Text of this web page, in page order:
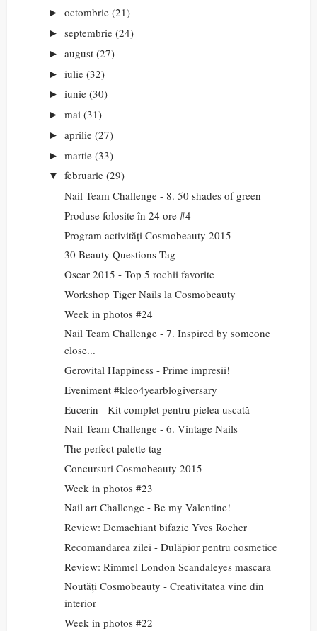
► octombrie (21)
► septembrie (24)
► august (27)
► iulie (32)
► iunie (30)
► mai (31)
► aprilie (27)
► martie (33)
▼ februarie (29)
Nail Team Challenge - 8. 50 shades of green
Produse folosite în 24 ore #4
Program activități Cosmobeauty 2015
30 Beauty Questions Tag
Oscar 2015 - Top 5 rochii favorite
Workshop Tiger Nails la Cosmobeauty
Week in photos #24
Nail Team Challenge - 7. Inspired by someone
close...
Gerovital Happiness - Prime impresii!
Eveniment #kleo4yearblogiversary
Eucerin - Kit complet pentru pielea uscată
Nail Team Challenge - 6. Vintage Nails
The perfect palette tag
Concursuri Cosmobeauty 2015
Week in photos #23
Nail art Challenge - Be my Valentine!
Review: Demachiant bifazic Yves Rocher
Recomandarea zilei - Dulăpior pentru cosmetice
Review: Rimmel London Scandaleyes mascara
Noutăți Cosmobeauty - Creativitatea vine din
interior
Week in photos #22